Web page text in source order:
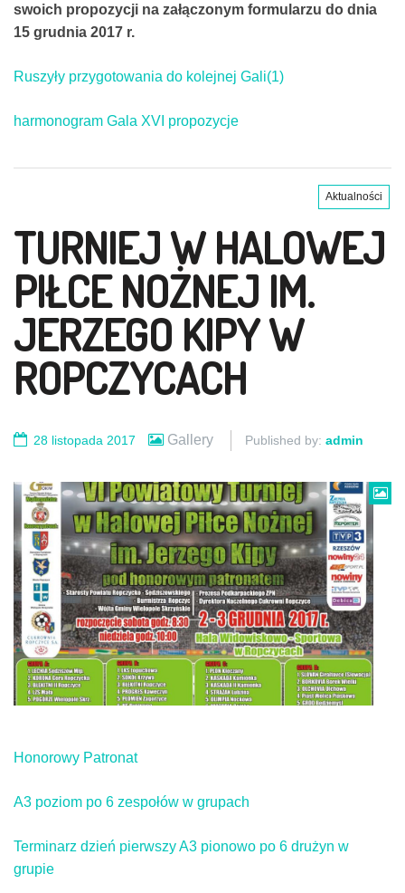
swoich propozycji na załączonym formularzu do dnia
15 grudnia 2017 r.
Ruszyły przygotowania do kolejnej Gali(1)
harmonogram Gala XVI propozycje
Aktualności
TURNIEJ W HALOWEJ
PIŁCE NOŻNEJ IM.
JERZEGO KIPY W
ROPCZYCACH
28 listopada 2017 Gallery Published by: admin
Honorowy Patronat
A3 poziom po 6 zespołów w grupach
Terminarz dzień pierwszy A3 pionowo po 6 drużyn w
grupie